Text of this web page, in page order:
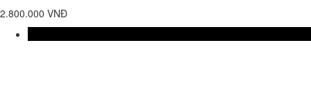
2.800.000 VNĐ